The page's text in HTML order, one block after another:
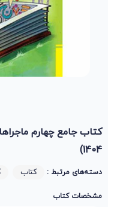
کتاب جامع چهارم
1404)
دسته‌های مرتبط : کتاب
مشخصات کتاب